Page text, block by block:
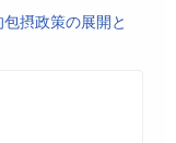
摂政策の展開と